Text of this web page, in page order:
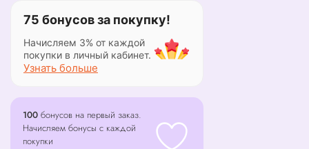
75 бонусов за покупку!
Начисляем 3% от каждой
покупки в личный кабинет.
Узнать больше
100 бонусов на первый заказ.
Начисляем бонусы с каждой
покупки